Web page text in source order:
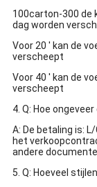
100carton-300 de
dag worden
Voor 20 ' kan de
verscheept
Voor 40 ' kan de
verscheept
4. Q: Hoe
A: De betaling is:
het
andere
5. Q: Hoeveel